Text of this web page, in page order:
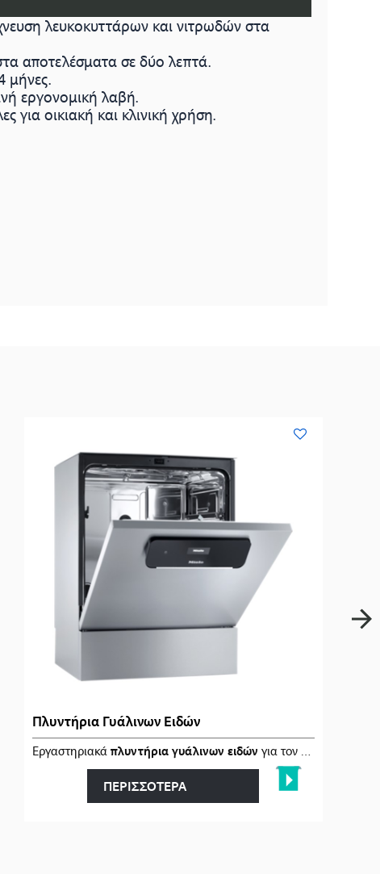
λευκοκυττάρων και νιτρωδών στα
αποτελέσματα σε δύο λεπτά.
μήνες.
εργονομική λαβή.
για οικιακή και κλινική χρήση.
, κατάλληλοι �…
Πλυντήρια Γυάλινων Ειδών
Εργαστηριακά πλυντήρια γυάλινων ειδών για τον
ΠΕΡΙΣΣΟΤΕΡΑ